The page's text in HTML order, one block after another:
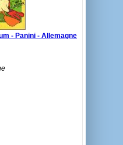
- Panini - Allemagne